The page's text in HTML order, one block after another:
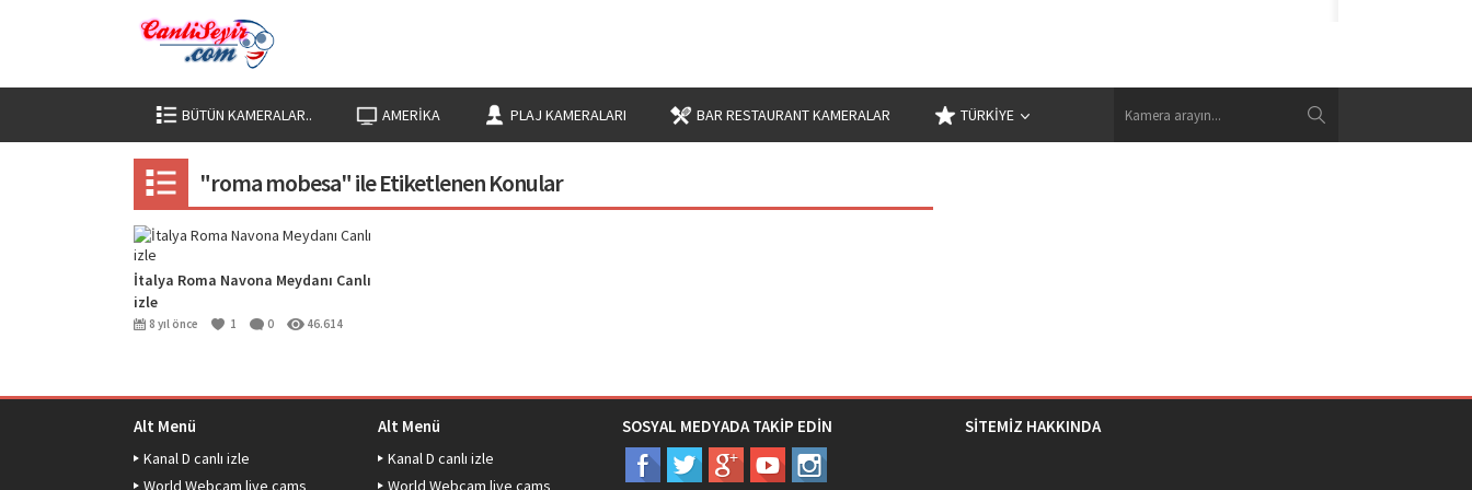
BÜTÜN KAMERALAR.. AMERIKA PLAJ KAMERALARI BAR RESTAURANT KAMERALAR TÜRKIYE
"roma mobesa" ile Etiketlenen Konular
İtalya Roma Navona Meydanı Canlı
izle
8 yıl önce 1 0 46.614
Alt Menü
Kanal D canlı izle
World Webcam live cams
Alt Menü
Kanal D canlı izle
World Webcam live cams
SOSYAL MEDYADA TAKİP EDİN SİTEMİZ HAKKINDA